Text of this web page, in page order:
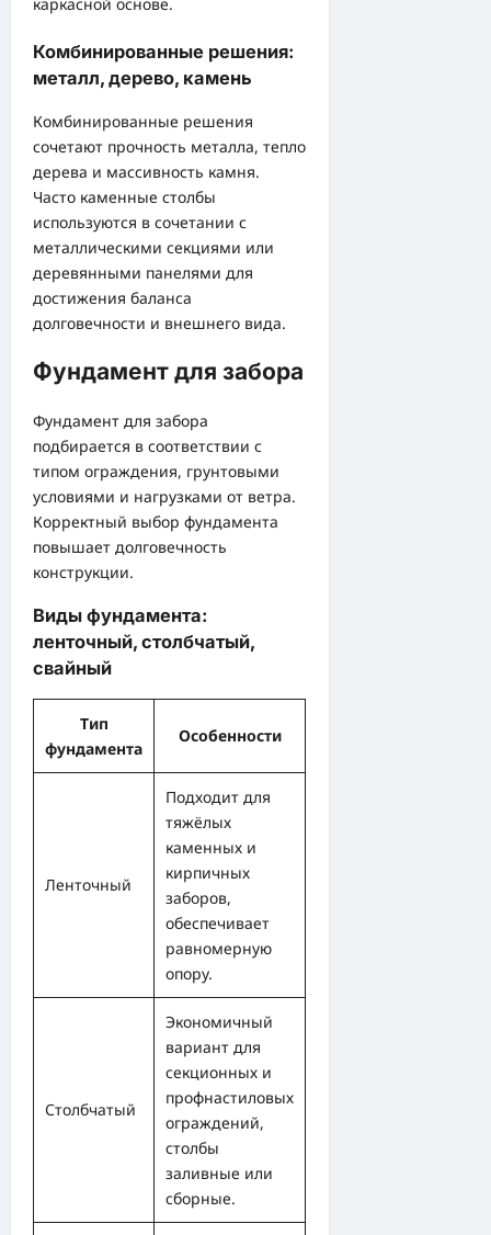
Комбинированные решения:
металл, дерево, камень
Комбинированные решения
сочетают прочность металла, тепло
дерева и массивность камня.
Часто каменные столбы
используются в сочетании с
металлическими секциями или
деревянными панелями для
достижения баланса
долговечности и внешнего вида.
Фундамент для забора
Фундамент для забора
подбирается в соответствии с
типом ограждения, грунтовыми
условиями и нагрузками от ветра.
Корректный выбор фундамента
повышает долговечность
конструкции.
Виды фундамента:
ленточный, столбчатый,
свайный
Тип
фундамента
Особенности
Ленточный
Подходит для
тяжёлых
каменных и
кирпичных
заборов,
обеспечивает
равномерную
опору.
Столбчатый
Экономичный
вариант для
секционных и
профнастиловых
ограждений,
столбы
заливные или
сборные.